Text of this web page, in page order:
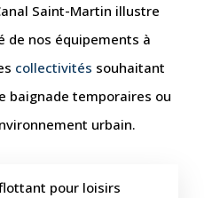
Saint-Martin illustre
de nos équipements à
collectivités souhaitant
baignade temporaires ou
urbain.
pour loisirs